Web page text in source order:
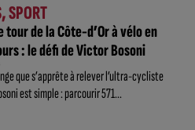
,SPORT
tour de la Côte-d’Or à vélo en
: le défi de Victor Bosoni
que s’apprête à relever l’ultra-cycliste
est simple : parcourir 571...